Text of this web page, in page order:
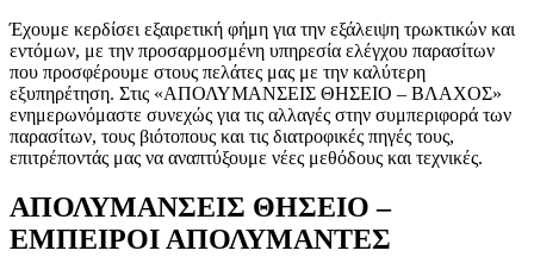
Έχουμε κερδίσει εξαιρετική φήμη για την εξάλειψη τρωκτικών και
εντόμων, με την προσαρμοσμένη υπηρεσία ελέγχου παρασίτων
που προσφέρουμε στους πελάτες μας με την καλύτερη
εξυπηρέτηση. Στις «ΑΠΟΛΥΜΑΝΣΕΙΣ ΘΗΣΕΙΟ – ΒΛΑΧΟΣ»
ενημερωνόμαστε συνεχώς για τις αλλαγές στην συμπεριφορά των
παρασίτων, τους βιότοπους και τις διατροφικές πηγές τους,
επιτρέποντάς μας να αναπτύξουμε νέες μεθόδους και τεχνικές.
ΑΠΟΛΥΜΑΝΣΕΙΣ ΘΗΣΕΙΟ –
ΕΜΠΕΙΡΟΙ ΑΠΟΛΥΜΑΝΤΕΣ